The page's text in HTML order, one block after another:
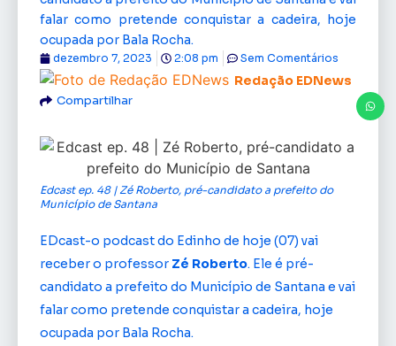
falar como pretende conquistar a cadeira, hoje
ocupada por Bala Rocha.
Redação EDNews
dezembro 7, 2023 2:08 pm Sem Comentários
Compartilhar
Edcast ep. 48 | Zé Roberto, pré-candidato a prefeito do
Município de Santana
EDcast-o podcast do Edinho de hoje (07) vai
receber o professor Zé Roberto. Ele é pré-
candidato a prefeito do Município de Santana e vai
falar como pretende conquistar a cadeira, hoje
ocupada por Bala Rocha.